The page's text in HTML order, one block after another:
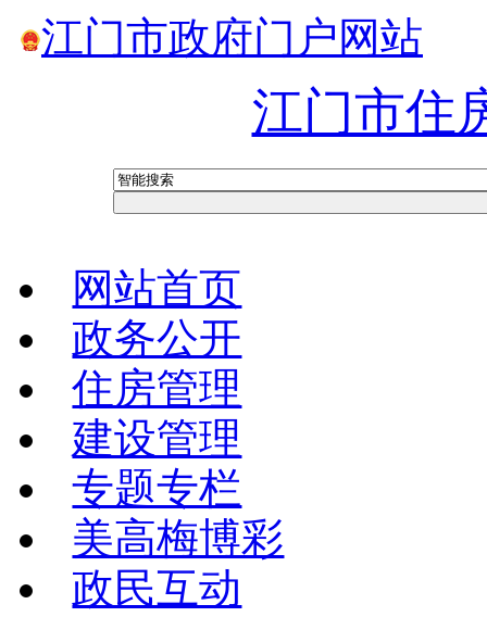
江门市政府门户网站
江门市住
网站首页
政务公开
住房管理
建设管理
专题专栏
美高梅博彩
政民互动